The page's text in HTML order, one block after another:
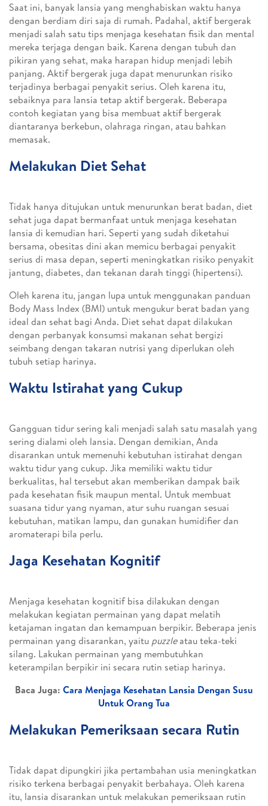
Saat ini, banyak lansia yang menghabiskan waktu hanya
dengan berdiam diri saja di rumah. Padahal, aktif bergerak
menjadi salah satu tips menjaga kesehatan fisik dan mental
mereka terjaga dengan baik. Karena dengan tubuh dan
pikiran yang sehat, maka harapan hidup menjadi lebih
panjang. Aktif bergerak juga dapat menurunkan risiko
terjadinya berbagai penyakit serius. Oleh karena itu,
sebaiknya para lansia tetap aktif bergerak. Beberapa
contoh kegiatan yang bisa membuat aktif bergerak
diantaranya berkebun, olahraga ringan, atau bahkan
memasak.
Melakukan Diet Sehat
Tidak hanya ditujukan untuk menurunkan berat badan, diet
sehat juga dapat bermanfaat untuk menjaga kesehatan
lansia di kemudian hari. Seperti yang sudah diketahui
bersama, obesitas dini akan memicu berbagai penyakit
serius di masa depan, seperti meningkatkan risiko penyakit
jantung, diabetes, dan tekanan darah tinggi (hipertensi).
Oleh karena itu, jangan lupa untuk menggunakan panduan
Body Mass Index (BMI) untuk mengukur berat badan yang
ideal dan sehat bagi Anda. Diet sehat dapat dilakukan
dengan perbanyak konsumsi makanan sehat bergizi
seimbang dengan takaran nutrisi yang diperlukan oleh
tubuh setiap harinya.
Waktu Istirahat yang Cukup
Gangguan tidur sering kali menjadi salah satu masalah yang
sering dialami oleh lansia. Dengan demikian, Anda
disarankan untuk memenuhi kebutuhan istirahat dengan
waktu tidur yang cukup. Jika memiliki waktu tidur
berkualitas, hal tersebut akan memberikan dampak baik
pada kesehatan fisik maupun mental. Untuk membuat
suasana tidur yang nyaman, atur suhu ruangan sesuai
kebutuhan, matikan lampu, dan gunakan humidifier dan
aromaterapi bila perlu.
Jaga Kesehatan Kognitif
Menjaga kesehatan kognitif bisa dilakukan dengan
melakukan kegiatan permainan yang dapat melatih
ketajaman ingatan dan kemampuan berpikir. Beberapa jenis
permainan yang disarankan, yaitu puzzleatau teka-teki
silang. Lakukan permainan yang membutuhkan
keterampilan berpikir ini secara rutin setiap harinya.
Baca Juga: Cara Menjaga Kesehatan Lansia Dengan Susu
Untuk Orang Tua
Melakukan Pemeriksaan secara Rutin
Tidak dapat dipungkiri jika pertambahan usia meningkatkan
risiko terkena berbagai penyakit berbahaya. Oleh karena
itu, lansia disarankan untuk melakukan pemeriksaan rutin